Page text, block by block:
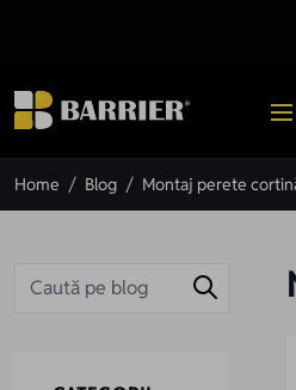
Home / Blog / Montaj perete